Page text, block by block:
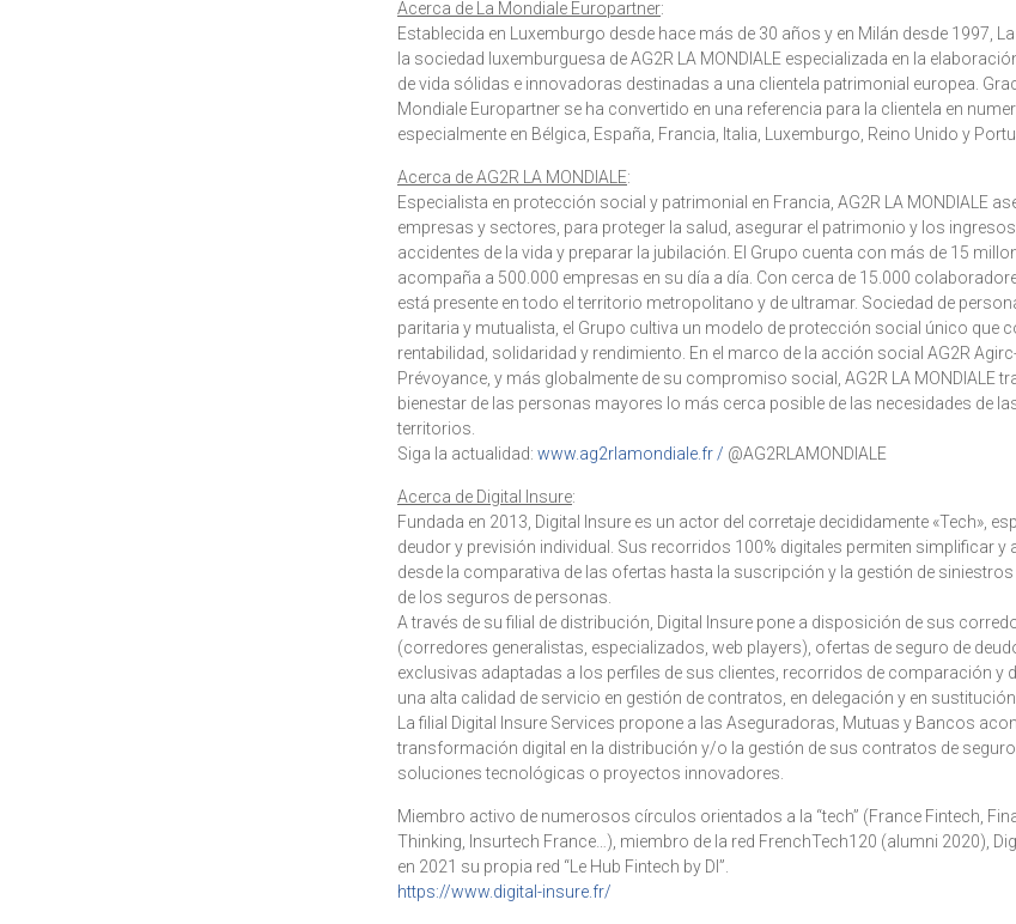
Acerca de La Mondiale Europartner:
Establecida en Luxemburgo desde hace más de 30 años y en Milán desde 1997,
la sociedad luxemburguesa de AG2R LA MONDIALE especializada en la
de vida sólidas e innovadoras destinadas a una clientela patrimonial europea.
Mondiale Europartner se ha convertido en una referencia para la clientela en
especialmente en Bélgica, España, Francia, Italia, Luxemburgo, Reino Unido y
Acerca de AG2R LA MONDIALE:
Especialista en protección social y patrimonial en Francia, AG2R LA MONDIALE
empresas y sectores, para proteger la salud, asegurar el patrimonio y los
accidentes de la vida y preparar la jubilación. El Grupo cuenta con más de 15
acompaña a 500.000 empresas en su día a día. Con cerca de 15.000
está presente en todo el territorio metropolitano y de ultramar. Sociedad de
paritaria y mutualista, el Grupo cultiva un modelo de protección social único que
rentabilidad, solidaridad y rendimiento. En el marco de la acción social AG2R
Prévoyance, y más globalmente de su compromiso social, AG2R LA MONDIALE
bienestar de las personas mayores lo más cerca posible de las necesidades de
territorios.
Siga la actualidad: www.ag2rlamondiale.fr / @AG2RLAMONDIALE
Acerca de Digital Insure:
Fundada en 2013, Digital Insure es un actor del corretaje decididamente «Tech»,
deudor y previsión individual. Sus recorridos 100% digitales permiten simplificar y
desde la comparativa de las ofertas hasta la suscripción y la gestión de
de los seguros de personas.
A través de su filial de distribución, Digital Insure pone a disposición de sus
(corredores generalistas, especializados, web players), ofertas de seguro de
exclusivas adaptadas a los perfiles de sus clientes, recorridos de comparación y
una alta calidad de servicio en gestión de contratos, en delegación y en sustitución.
La filial Digital Insure Services propone a las Aseguradoras, Mutuas y Bancos
transformación digital en la distribución y/o la gestión de sus contratos de
soluciones tecnológicas o proyectos innovadores.
Miembro activo de numerosos círculos orientados a la “tech” (France Fintech,
Thinking, Insurtech France…), miembro de la red FrenchTech120 (alumni 2020),
en 2021 su propia red “Le Hub Fintech by DI”.
https://www.digital-insure.fr/